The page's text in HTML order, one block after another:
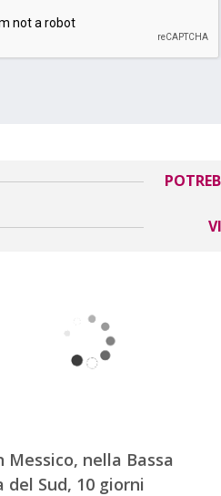
Messico, nella Bassa
del Sud, 10 giorni